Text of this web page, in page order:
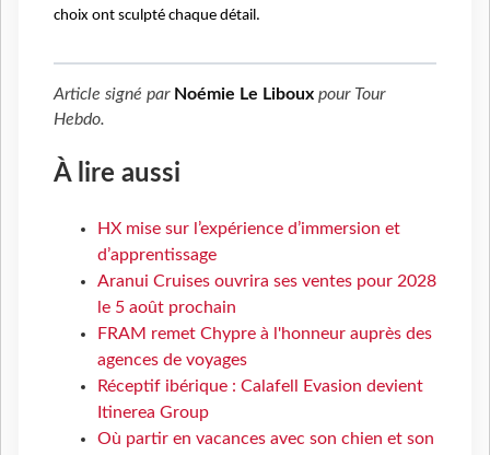
choix ont sculpté chaque détail.
Article signé par Noémie Le Liboux pour Tour
Hebdo.
À lire aussi
HX mise sur l’expérience d’immersion et
d’apprentissage
Aranui Cruises ouvrira ses ventes pour 2028
le 5 août prochain
FRAM remet Chypre à l'honneur auprès des
agences de voyages
Réceptif ibérique : Calafell Evasion devient
Itinerea Group
Où partir en vacances avec son chien et son